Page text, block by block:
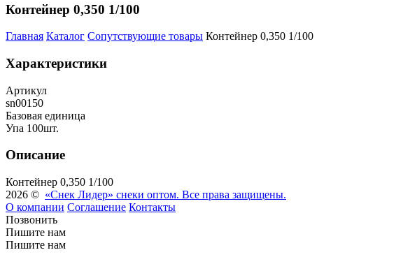
Контейнер 0,350 1/100
Главная Каталог Сопутствующие товары Контейнер 0,350 1/100
Характеристики
Артикул
sn00150
Базовая единица
Упа 100шт.
Описание
Контейнер 0,350 1/100
2026 © «Снек Лидер» снеки оптом. Все права защищены.
О компании Соглашение Контакты
Позвонить
Пишите нам
Пишите нам